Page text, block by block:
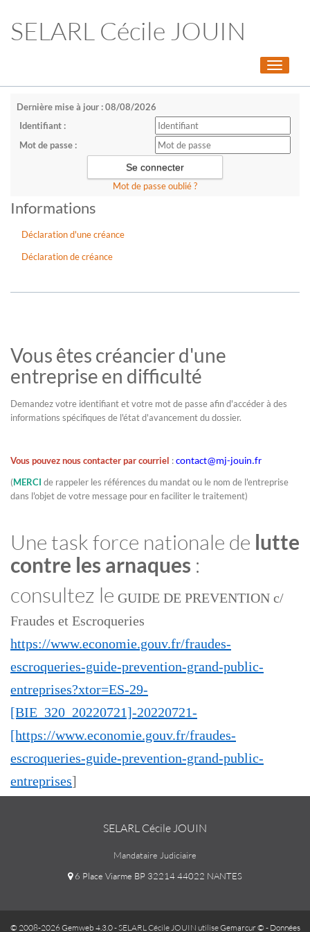
SELARL Cécile JOUIN
Toggle
Dernière mise à jour : 08/08/2026
Identifiant :
Mot de passe :
Mot de passe oublié ?
Informations
Déclaration d'une créance
Déclaration de créance
Vous êtes créancier d'une
entreprise en difficulté
Demandez votre identifiant et votre mot de passe afin d'accéder à des
informations spécifiques de l'état d'avancement du dossier.
Vous pouvez nous contacter par courriel : contact@mj-jouin.fr
(MERCI de rappeler les références du mandat ou le nom de l'entreprise
dans l'objet de votre message pour en faciliter le traitement)
Une task force nationale de lutte
contre les arnaques :
consultez le GUIDE DE PREVENTION c/
Fraudes et Escroqueries
https://www.economie.gouv.fr/fraudes-
escroqueries-guide-prevention-grand-public-
entreprises?xtor=ES-29-
[BIE_320_20220721]-20220721-
[https://www.economie.gouv.fr/fraudes-
escroqueries-guide-prevention-grand-public-
entreprises]
SELARL Cécile JOUIN
Mandataire Judiciaire
6 Place Viarme BP 32214 44022 NANTES
© 2008-2026 Gemweb 4.3.0- SELARL Cécile JOUIN utiliseGemarcur © - Données